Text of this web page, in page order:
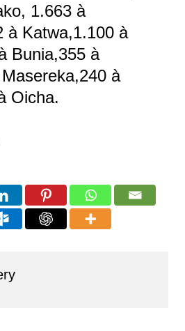
1.663 à
à Katwa,1.100 à
Bunia,355 à
à
Oicha.